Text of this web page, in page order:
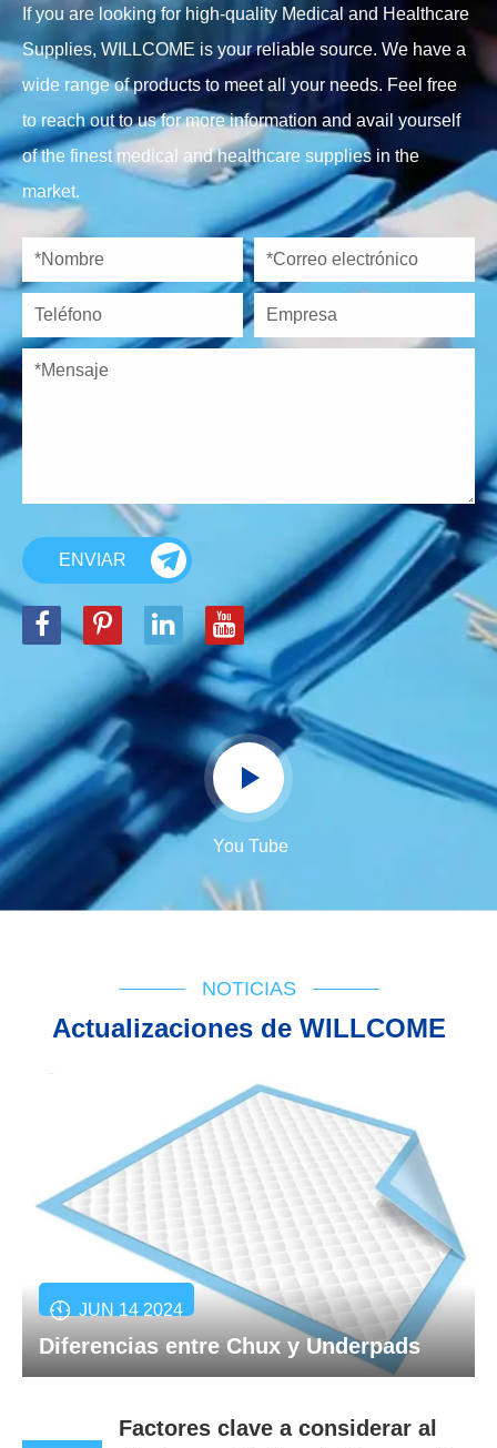
If you are looking for high-quality Medical and Healthcare
Supplies, WILLCOME is your reliable source. We have a
wide range of products to meet all your needs. Feel free
to reach out to us for more information and avail yourself
of the finest medical and healthcare supplies in the
market.
ENVIAR
You Tube
NOTICIAS
Actualizaciones de WILLCOME
JUN 14 2024
Diferencias entre Chux y Underpads
Factores clave a considerar al